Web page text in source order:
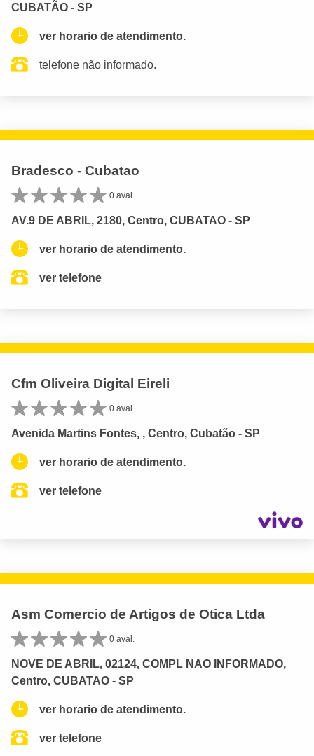
CUBATÃO - SP
ver horario de atendimento.
telefone não informado.
Bradesco - Cubatao
0 aval.
AV.9 DE ABRIL, 2180, Centro, CUBATAO - SP
ver horario de atendimento.
ver telefone
Cfm Oliveira Digital Eireli
0 aval.
Avenida Martins Fontes, , Centro, Cubatão - SP
ver horario de atendimento.
ver telefone
Asm Comercio de Artigos de Otica Ltda
0 aval.
NOVE DE ABRIL, 02124, COMPL NAO INFORMADO,
Centro, CUBATAO - SP
ver horario de atendimento.
ver telefone